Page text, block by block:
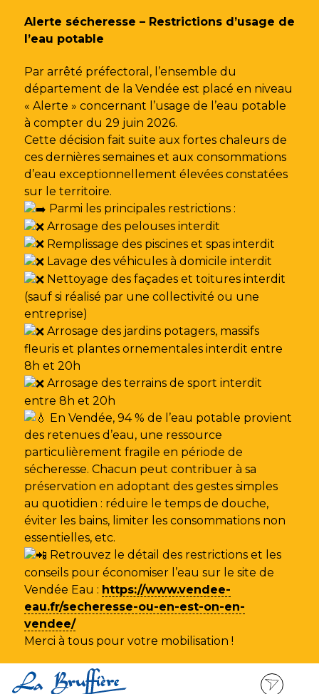
Alerte sécheresse – Restrictions d’usage de
l’eau potable
Par arrêté préfectoral, l’ensemble du
département de la Vendée est placé en niveau
« Alerte » concernant l’usage de l’eau potable
à compter du 29 juin 2026.
Cette décision fait suite aux fortes chaleurs de
ces dernières semaines et aux consommations
d’eau exceptionnellement élevées constatées
sur le territoire.
Parmi les principales restrictions :
Arrosage des pelouses interdit
Remplissage des piscines et spas interdit
Lavage des véhicules à domicile interdit
Nettoyage des façades et toitures interdit
(sauf si réalisé par une collectivité ou une
entreprise)
Arrosage des jardins potagers, massifs
fleuris et plantes ornementales interdit entre
8h et 20h
Arrosage des terrains de sport interdit
entre 8h et 20h
En Vendée, 94 % de l’eau potable provient
des retenues d’eau, une ressource
particulièrement fragile en période de
sécheresse. Chacun peut contribuer à sa
préservation en adoptant des gestes simples
au quotidien : réduire le temps de douche,
éviter les bains, limiter les consommations non
essentielles, etc.
Retrouvez le détail des restrictions et les
conseils pour économiser l’eau sur le site de
Vendée Eau : https://www.vendee-
eau.fr/secheresse-ou-en-est-on-en-
vendee/
Merci à tous pour votre mobilisation !
au
au